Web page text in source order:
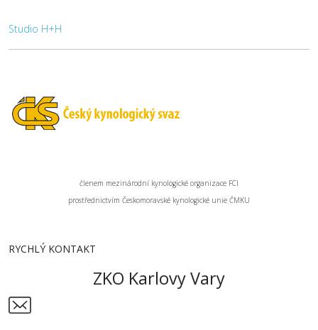
Studio H+H
členem mezinárodní kynologické organizace FCI
prostřednictvím Českomoravské kynologické unie ČMKU
RYCHLÝ KONTAKT
ZKO Karlovy Vary